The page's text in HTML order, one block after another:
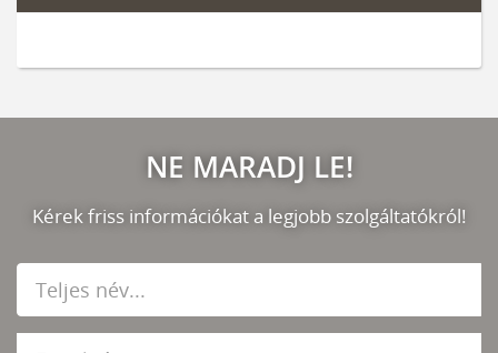
NE MARADJ LE!
Kérek friss információkat a legjobb szolgáltatókról!